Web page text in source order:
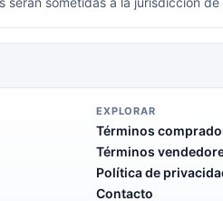
EXPLORAR
Términos
Términos
Política de
Contacto